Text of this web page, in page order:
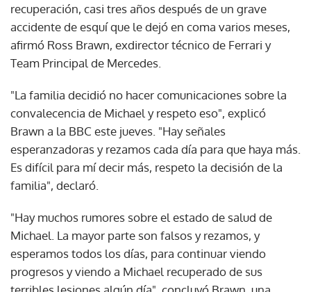
recuperación, casi tres años después de un grave
accidente de esquí que le dejó en coma varios meses,
afirmó Ross Brawn, exdirector técnico de Ferrari y
Team Principal de Mercedes.
"La familia decidió no hacer comunicaciones sobre la
convalecencia de Michael y respeto eso", explicó
Brawn a la BBC este jueves. "Hay señales
esperanzadoras y rezamos cada día para que haya más.
Es difícil para mí decir más, respeto la decisión de la
familia", declaró.
"Hay muchos rumores sobre el estado de salud de
Michael. La mayor parte son falsos y rezamos, y
esperamos todos los días, para continuar viendo
progresos y viendo a Michael recuperado de sus